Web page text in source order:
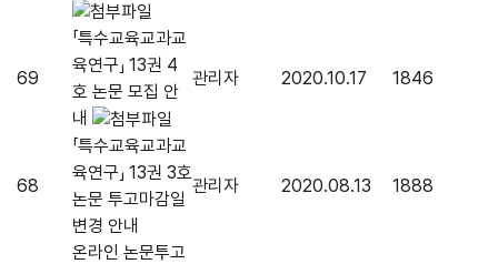
69
「특수교육교과교
육연구」 13권 4
호 논문 모집 안
내
관리자 2020.10.17 1846
68
「특수교육교과교
육연구」 13권 3호
논문 투고마감일
변경 안내
관리자 2020.08.13 1888
온라인 논문투고